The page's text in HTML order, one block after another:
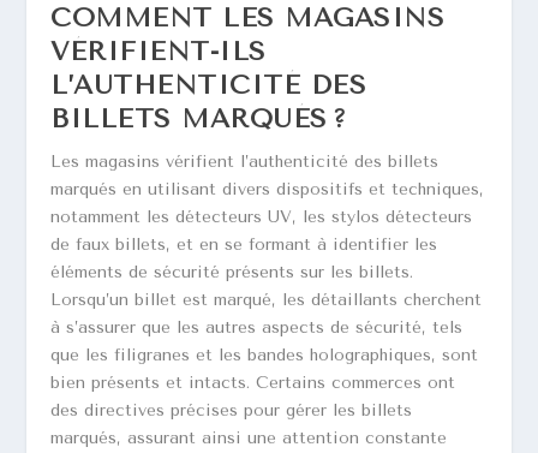
COMMENT LES MAGASINS
VÉRIFIENT-ILS
L’AUTHENTICITÉ DES
BILLETS MARQUÉS ?
Les magasins vérifient l’authenticité des billets
marqués en utilisant divers dispositifs et techniques,
notamment les détecteurs UV, les stylos détecteurs
de faux billets, et en se formant à identifier les
éléments de sécurité présents sur les billets.
Lorsqu’un billet est marqué, les détaillants cherchent
à s’assurer que les autres aspects de sécurité, tels
que les filigranes et les bandes holographiques, sont
bien présents et intacts. Certains commerces ont
des directives précises pour gérer les billets
marqués, assurant ainsi une attention constante